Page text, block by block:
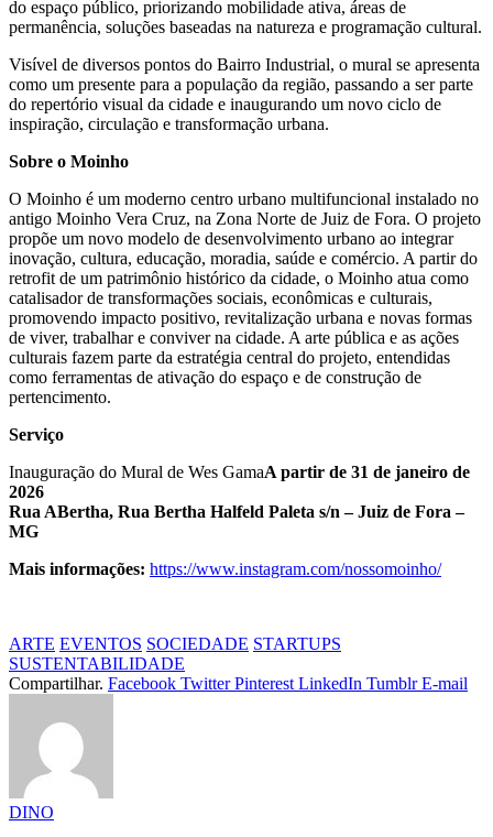
do espaço público, priorizando mobilidade ativa, áreas de
permanência, soluções baseadas na natureza e programação cultural.
Visível de diversos pontos do Bairro Industrial, o mural se apresenta
como um presente para a população da região, passando a ser parte
do repertório visual da cidade e inaugurando um novo ciclo de
inspiração, circulação e transformação urbana.
Sobre o Moinho
O Moinho é um moderno centro urbano multifuncional instalado no
antigo Moinho Vera Cruz, na Zona Norte de Juiz de Fora. O projeto
propõe um novo modelo de desenvolvimento urbano ao integrar
inovação, cultura, educação, moradia, saúde e comércio. A partir do
retrofit de um patrimônio histórico da cidade, o Moinho atua como
catalisador de transformações sociais, econômicas e culturais,
promovendo impacto positivo, revitalização urbana e novas formas
de viver, trabalhar e conviver na cidade. A arte pública e as ações
culturais fazem parte da estratégia central do projeto, entendidas
como ferramentas de ativação do espaço e de construção de
pertencimento.
Serviço
Inauguração do Mural de Wes GamaA partir de 31 de janeiro de
2026
Rua ABertha, Rua Bertha Halfeld Paleta s/n – Juiz de Fora –
MG
Mais informações: https://www.instagram.com/nossomoinho/
ARTE EVENTOS SOCIEDADE STARTUPS
SUSTENTABILIDADE
Compartilhar. Facebook Twitter Pinterest LinkedIn Tumblr E-mail
DINO